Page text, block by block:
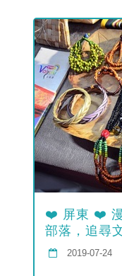
❤️ 屏東 ❤️ 漫
部落，追尋
2019-07-24